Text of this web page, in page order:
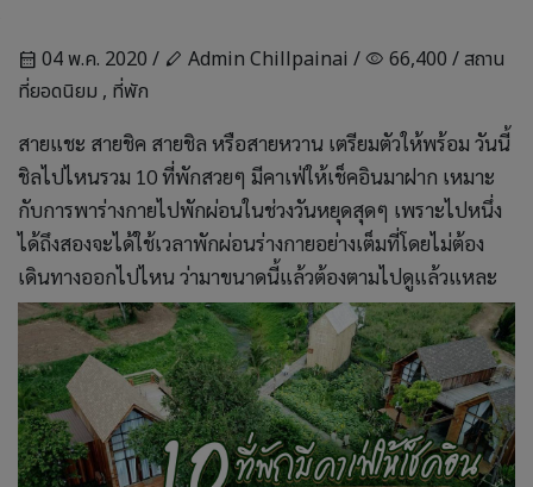
calendar_month 04 พ.ค. 2020 / stylus Admin Chillpainai / visibility 66,400 /สถาน
ที่ยอดนิยม , ที่พัก
สายแชะ สายชิค สายชิล หรือสายหวาน เตรียมตัวให้พร้อม วันนี้
ชิลไปไหนรวม 10 ที่พักสวยๆ มีคาเฟ่ให้เช็คอินมาฝาก เหมาะ
กับการพาร่างกายไปพักผ่อนในช่วงวันหยุดสุดๆ เพราะไปหนึ่ง
ได้ถึงสองจะได้ใช้เวลาพักผ่อนร่างกายอย่างเต็มที่โดยไม่ต้อง
เดินทางออกไปไหน ว่ามาขนาดนี้แล้วต้องตามไปดูแล้วแหละ